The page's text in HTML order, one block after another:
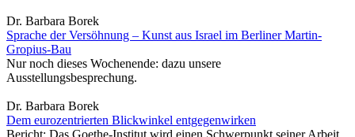
Dr. Barbara Borek
Sprache der Versöhnung – Kunst aus Israel im Berliner Martin-
Gropius-Bau
Nur noch dieses Wochenende: dazu unsere
Ausstellungsbesprechung.
Dr. Barbara Borek
Dem eurozentrierten Blickwinkel entgegenwirken
Bericht: Das Goethe-Institut wird einen Schwerpunkt seiner Arbeit